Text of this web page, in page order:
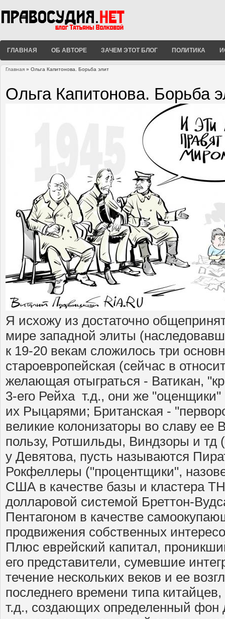
ГЛАВНАЯ ОБ АВТОРЕ ЗАЧЕМ ЭТОТ БЛОГ ПОЛИТИКА
Главная » Ольга Капитонова. Борьба элит
Ольга Капитонова. Борьба
Я исхожу из достаточно
мире западной элиты
к 19-20 векам сложилось три
староевропейская (сейчас в
желающая отыграться - Ватикан,
3-его Рейха т.д., они же "оценщики"
их Рыцарями; Британская -
великие колонизаторы во славу ее
пользу, Ротшильды, Виндзоры и тд
у Девятова, пусть называются
Рокфеллеры ("процентщики",
США в качестве базы и кластера
долларовой системой Бреттон-
Пентагоном в качестве
продвижения собственных
Плюс еврейский капитал,
его представители, сумевшие
течение нескольких веков и ее
последнего времени типа
т.д., создающих определенный фон